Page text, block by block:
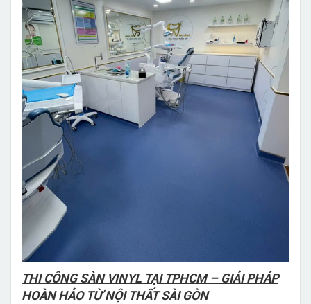
THI CÔNG SÀN VINYL TẠI TPHCM – GIẢI PHÁP
HOÀN HẢO TỪ NỘI THẤT SÀI GÒN